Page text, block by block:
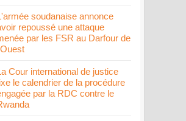
soudanaise annonce
repoussé une attaque
par les FSR au Darfour de
Cour international de justice
le calendrier de la procédure
par la RDC contre le